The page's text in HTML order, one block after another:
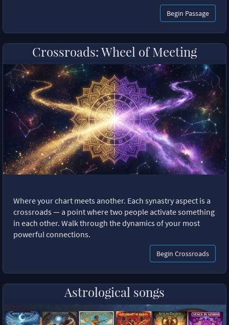
Begin Passage
Crossroads: Wheel of Meeting
Where your chart meets another. Each synastry aspect is a
crossroads — a point where two people activate something
in each other. Walk through the dynamics of your most
powerful connections.
Begin Crossroads
Astrological songs